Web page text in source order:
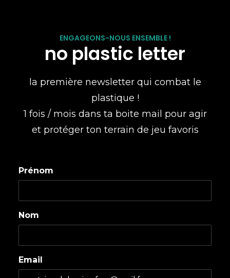
ENGAGEONS-NOUS ENSEMBLE !
no plastic letter
la première newsletter qui combat le
plastique !
1 fois / mois dans ta boite mail pour agir
et protéger ton terrain de jeu favoris
Prénom
Nom
Email